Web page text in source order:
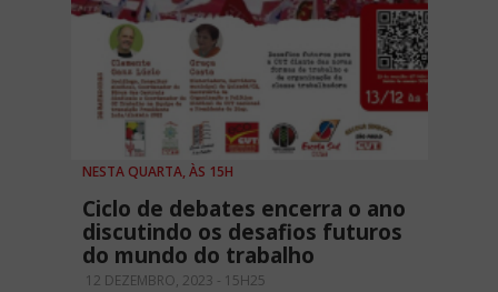
NESTA QUARTA, ÀS 15H
Ciclo de debates encerra o ano
discutindo os desafios futuros
do mundo do trabalho
12 DEZEMBRO, 2023 - 15H25